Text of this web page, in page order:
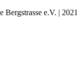
Bergstrasse e.V. | 2021